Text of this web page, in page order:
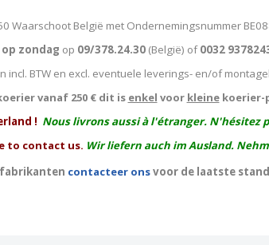
Waarschoot België met Ondernemingsnummer
zondag op 09/378.24.30(België) of0032
incl. BTW en excl. eventuele leverings- en/of
vanaf 250 € dit is enkel voor kleinekoerier-
! Nous livrons aussi à l'étranger. N'hésitez
to contact us. Wir liefern auch im Ausland.
contacteer onsvoor de laatste